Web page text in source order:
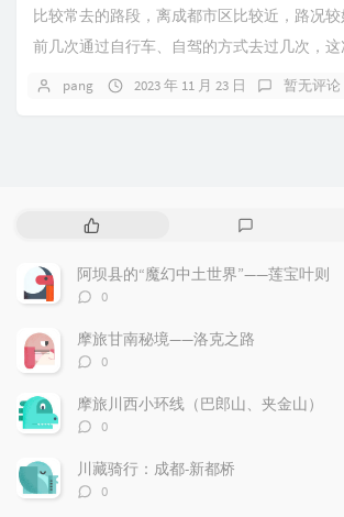
比较常去的路段，离成都市区比较近，路况较
前几次通过自行车、自驾的方式去过几次，这
pang 2023 年 11 月 23 日 暂无评论
热
文
章
阿坝县的“魔幻中土世界”——莲宝叶则
评
数：
0
摩旅甘南秘境——洛克之路
评
数：
0
摩旅川西小环线（巴郎山、夹金山）
评
数：
0
川藏骑行：成都-新都桥
评
0